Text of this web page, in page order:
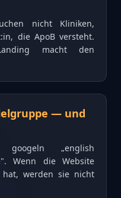
nicht Kliniken,
die ApoB versteht.
Landing macht den
— und
googeln „english
Wenn die Website
hat, werden sie nicht